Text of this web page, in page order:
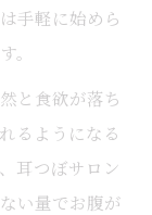
手軽に始めら
。
と食欲が落ち
るようになる
耳つぼサロン
い量でお腹が